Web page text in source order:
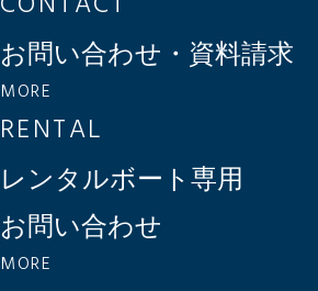
お問い合わせ・資料請求
MORE
RENTAL
レンタルボート専用
お問い合わせ
MORE